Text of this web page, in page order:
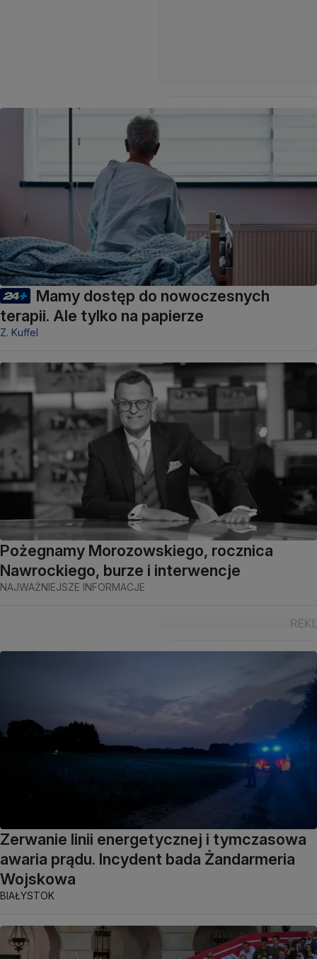
Mamy dostęp do nowoczesnych
terapii. Ale tylko na papierze
Z. Kuffel
Pożegnamy Morozowskiego, rocznica
Nawrockiego, burze i interwencje
NAJWAŻNIEJSZE INFORMACJE
Zerwanie linii energetycznej i tymczasowa
awaria prądu. Incydent bada Żandarmeria
Wojskowa
BIAŁYSTOK